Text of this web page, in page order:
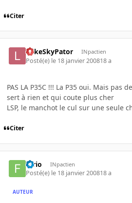
Citer
LukeSkyPator INpactien
Posté(e) le 18 janvier 200818 a
PAS LA P35C !!! La P35 oui. Mais pas
sert à rien et qui coute plus cher
LSP, le manchot le cul sur une seule
Citer
furio INpactien
Posté(e) le 18 janvier 200818 a
AUTEUR